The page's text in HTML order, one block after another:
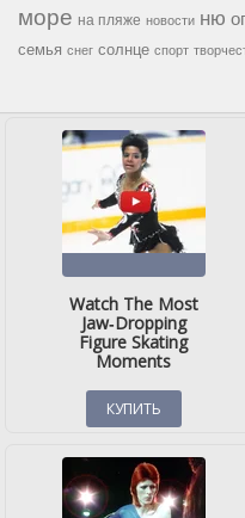
море на пляже новости ню
семья снег солнце спорт